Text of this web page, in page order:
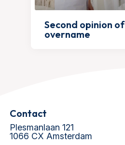
Second opinion of
overname
Contact
Plesmanlaan 121
1066 CX Amsterdam